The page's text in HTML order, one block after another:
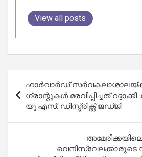
View all posts
navigation
ഹാർവാർഡ്
ഗ്രാന്റുകൾ മരവിപ്പിച്ചത്
യു.എസ്. ഡിസ്ട്രിക്റ്റ് ജഡ്ജി
വെനിസ്വേലക്കാരുടെ